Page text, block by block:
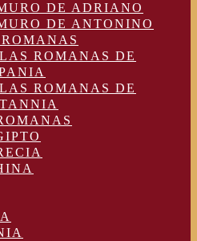
DE ADRIANO
DE ANTONINO
ROMANAS DE
ROMANAS DE